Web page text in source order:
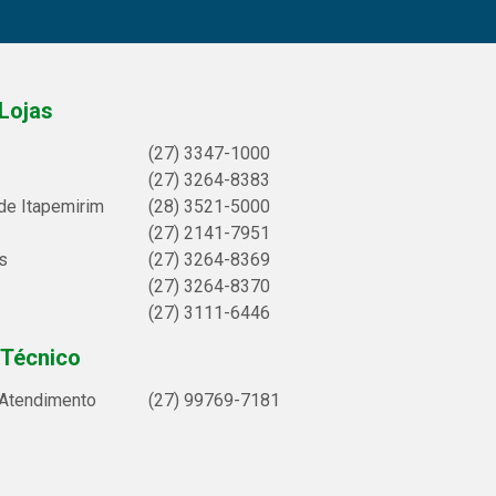
(27) 3347-1000
(27) 3264-8383
Itapemirim
(28) 3521-5000
(27) 2141-7951
(27) 3264-8369
(27) 3264-8370
(27) 3111-6446
(27) 99769-7181